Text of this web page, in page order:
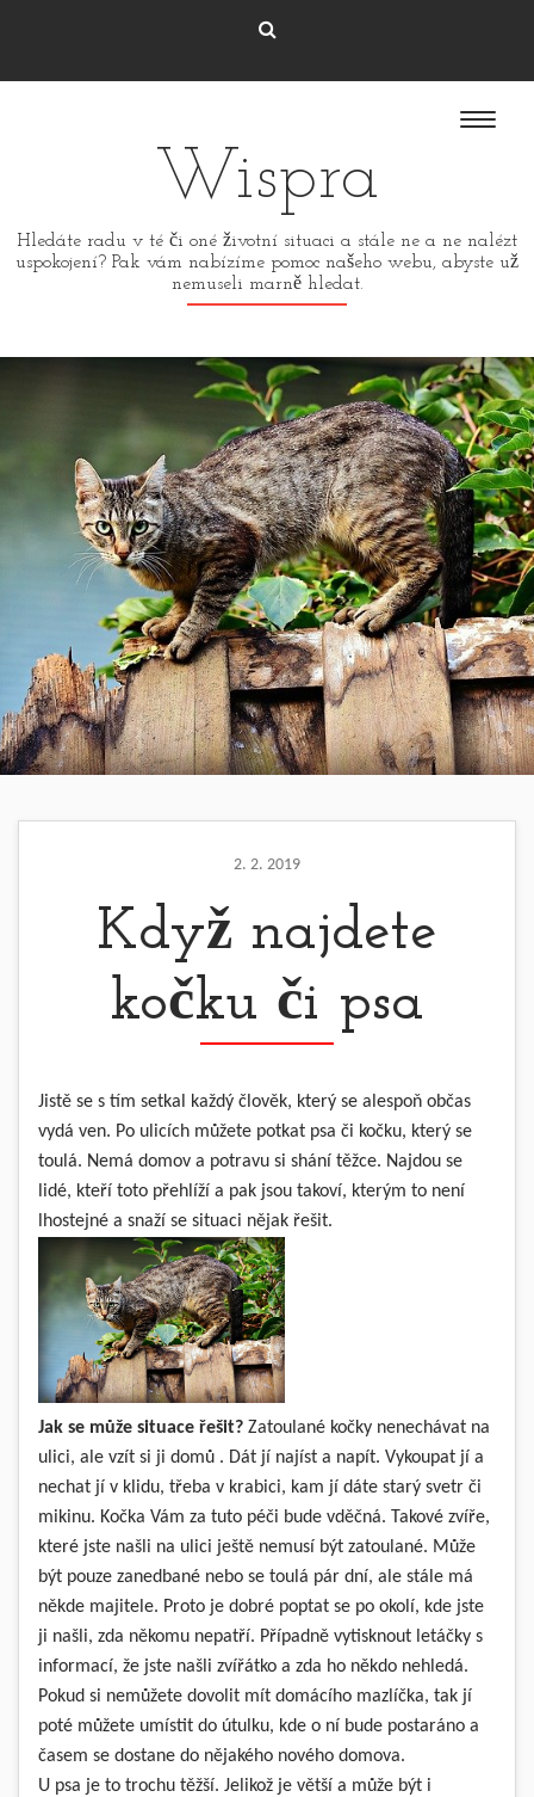
Wispra
Hledáte radu v té či oné životní situaci a stále ne a ne nalézt
uspokojení? Pak vám nabízíme pomoc našeho webu, abyste už
nemuseli marně hledat.
2. 2. 2019
Když najdete
kočku či psa
Jistě se s tím setkal každý člověk, který se alespoň občas
vydá ven. Po ulicích můžete potkat psa či kočku, který se
toulá. Nemá domov a potravu si shání těžce. Najdou se
lidé, kteří toto přehlíží a pak jsou takoví, kterým to není
lhostejné a snaží se situaci nějak řešit.
Jak se může situace řešit? Zatoulané kočky nenechávat na
ulici, ale vzít si ji domů . Dát jí najíst a napít. Vykoupat jí a
nechat jí v klidu, třeba v krabici, kam jí dáte starý svetr či
mikinu. Kočka Vám za tuto péči bude vděčná. Takové zvíře,
které jste našli na ulici ještě nemusí být zatoulané. Může
být pouze zanedbané nebo se toulá pár dní, ale stále má
někde majitele. Proto je dobré poptat se po okolí, kde jste
ji našli, zda někomu nepatří. Případně vytisknout letáčky s
informací, že jste našli zvířátko a zda ho někdo nehledá.
Pokud si nemůžete dovolit mít domácího mazlíčka, tak jí
poté můžete umístit do útulku, kde o ní bude postaráno a
časem se dostane do nějakého nového domova.
U psa je to trochu těžší. Jelikož je větší a může být i